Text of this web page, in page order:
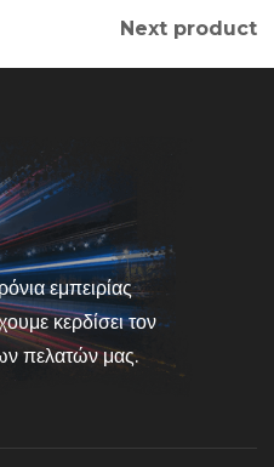
Next product
εμπειρίας
κερδίσει τον
πελατών μας.